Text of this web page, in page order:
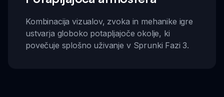
Kombinacija vizualov, zvoka in mehanike igre
ustvarja globoko potapljajoče okolje, ki
povečuje splošno uživanje v Sprunki Fazi 3.